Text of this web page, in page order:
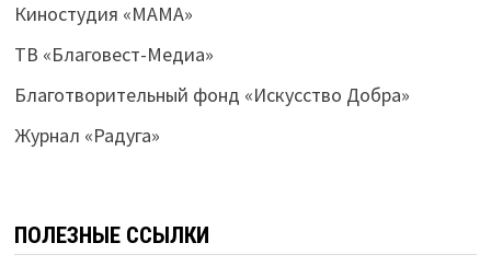
Киностудия «МАМА»
ТВ «Благовест-Медиа»
Благотворительный фонд «Искусство Добра»
Журнал «Радуга»
ПОЛЕЗНЫЕ ССЫЛКИ